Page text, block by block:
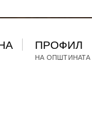
ПРОФИЛ
НА ОПШТИНАТА